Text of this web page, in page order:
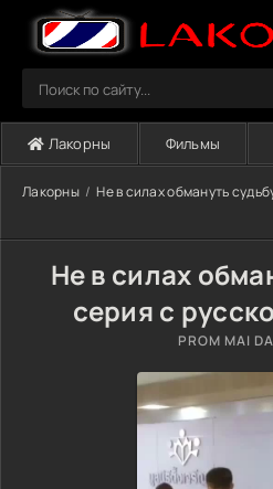
Лакорны Фильмы
Лакорны Не в силах обмануть
Не в силах
серия с
PROM MAI